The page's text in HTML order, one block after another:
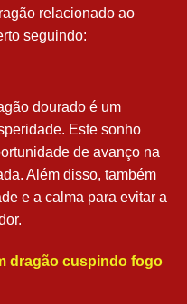
relacionado ao
seguindo:
dourado é um
Este sonho
de avanço na
Além disso, também
e a calma para evitar a
dragão cuspindo fogo